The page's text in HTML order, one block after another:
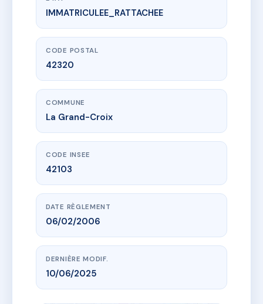
www.vme.plus/AC9049206
1351 - LES ROUARDES
2 r du faubourg de couzon
IMMATRICULEE_RATTACHEE
CODE POSTAL
42320
COMMUNE
La Grand-Croix
CODE INSEE
42103
DATE RÈGLEMENT
06/02/2006
DERNIÈRE MODIF.
10/06/2025